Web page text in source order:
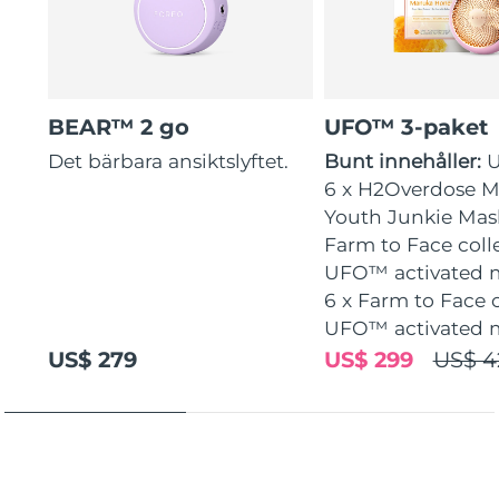
BEAR™ 2 go
Det bärbara ansiktslyftet.
US$ 279
UFO™ 3-paket
Bunt innehåller:
6 x H2Overdose
Youth Junkie
Farm to Face
UFO™ activated
6 x Farm to Face
UFO™ activated
US$
US$ 299